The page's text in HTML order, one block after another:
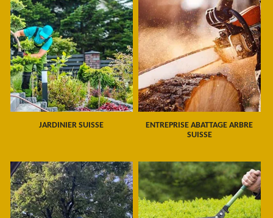
JARDINIER SUISSE
ENTREPRISE ABATTAGE ARBRE
SUISSE